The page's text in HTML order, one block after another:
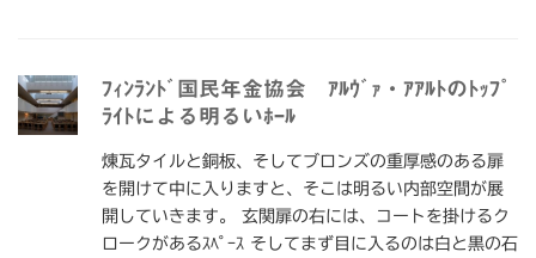
ﾌｨﾝﾗﾝﾄﾞ国民年金協会 ｱﾙｳﾞｧ・ｱｱﾙﾄのﾄｯﾌﾟ
ﾗｲﾄによる明るいﾎｰﾙ
煉瓦タイルと銅板、そしてブロンズの重厚感のある扉
を開けて中に入りますと、そこは明るい内部空間が展
開していきます。 玄関扉の右には、コートを掛けるク
ロークがあるｽﾍﾟｰｽ そしてまず目に入るのは白と黒の石